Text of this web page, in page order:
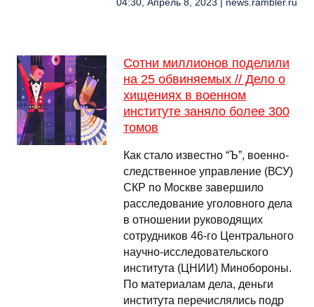
04:30, Апрель 8, 2023 | news.rambler.ru
Сотни миллионов поделили
на 25 обвиняемых // Дело о
хищениях в военном
институте заняло более 300
томов
Как стало известно “Ъ”, военно-
следственное управление (ВСУ)
СКР по Москве завершило
расследование уголовного дела
в отношении руководящих
сотрудников 46-го Центрального
научно-исследовательского
института (ЦНИИ) Минобороны.
По материалам дела, деньги
института перечислялись подр